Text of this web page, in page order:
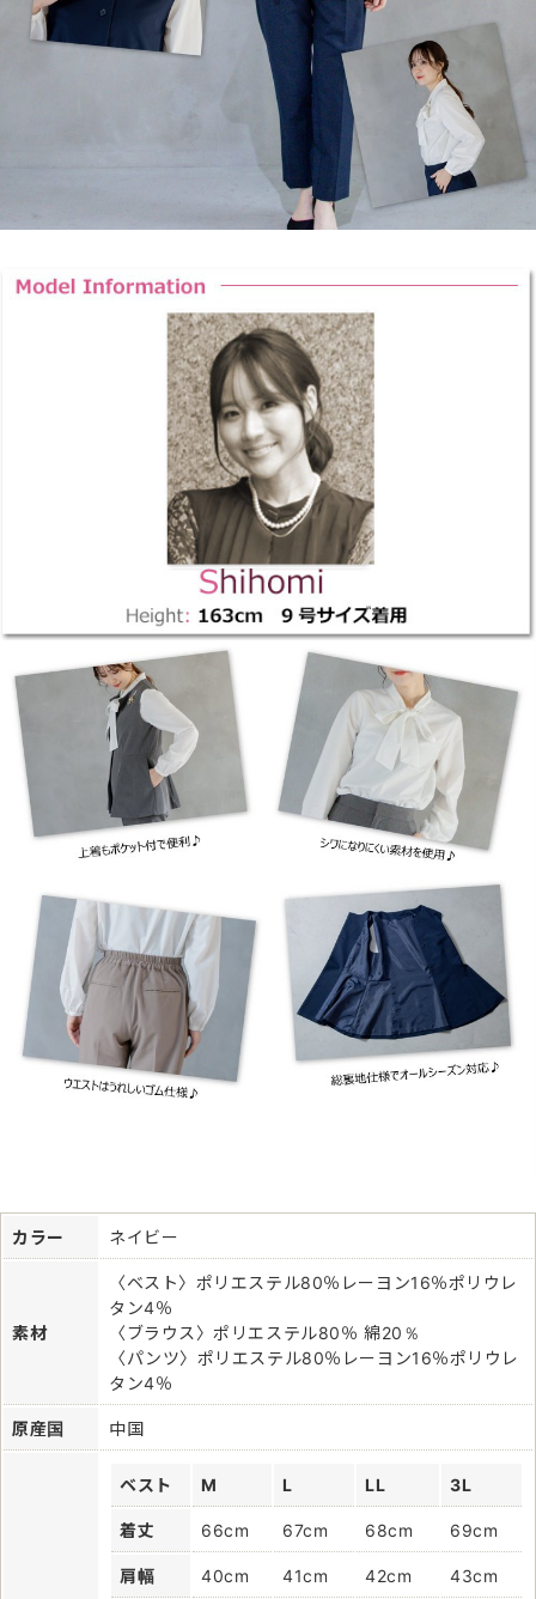
カラー ネイビー
素材
〈ベスト〉ポリエステル80％レーヨン16％ポリウレ
タン4％
〈ブラウス〉ポリエステル80％ 綿20％
〈パンツ〉ポリエステル80％レーヨン16％ポリウレ
タン4％
原産国 中国
ベスト M L LL 3L
着丈 66cm 67cm 68cm 69cm
肩幅 40cm 41cm 42cm 43cm